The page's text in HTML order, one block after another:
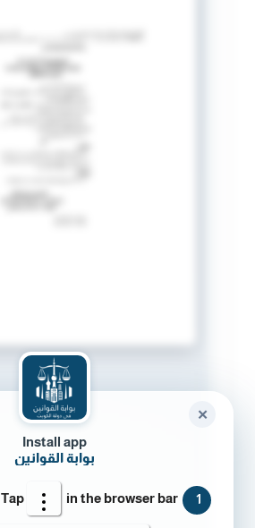
Install app
بوابة القوانين
1
Tap in the browser bar.
✕